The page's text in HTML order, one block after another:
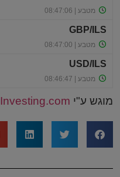
מוגש ע"י Investing.com